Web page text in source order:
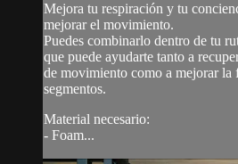
Mejora tu respiración y tu
mejorar el movimiento.
Puedes combinarlo dentro de tu
que puede ayudarte tanto a
de movimiento como a mejorar la
segmentos.
Material necesario:
- Foam...